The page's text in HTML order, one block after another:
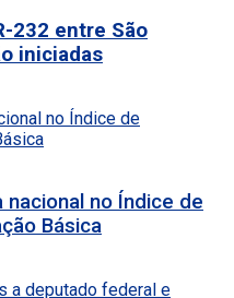
232 entre São
iniciadas
no Índice de
Básica